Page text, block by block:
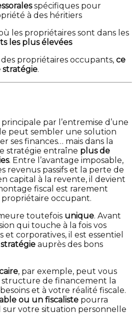
spécifiques pour
à des héritiers
les propriétaires sont dans les
les plus élevées
propriétaires occupants, ce
stratégie.
par l’entremise d’une
peut sembler une solution
ses finances… mais dans la
stratégie entraîne plus de
. Entre l’avantage imposable,
revenus passifs et la perte de
capital à la revente, il devient
fiscal est rarement
occupant.
toutefois unique. Avant
qui touche à la fois vos
corporatives, il est essentiel
auprès des bons
, par exemple, peut vous
structure de financement la
et à votre réalité fiscale.
ou un fiscaliste pourra
sur votre situation personnelle